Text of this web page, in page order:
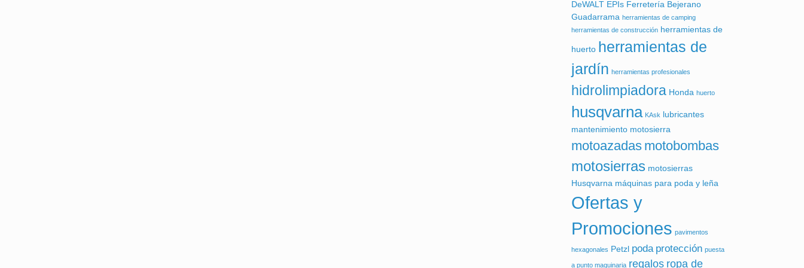
DeWALT EPIs Ferretería Bejerano
Guadarrama herramientas de camping
herramientas de construcción herramientas de
huerto herramientas de
jardín herramientas profesionales
hidrolimpiadora Honda huerto
husqvarna KAsk lubricantes
mantenimiento motosierra
motoazadas motobombas
motosierras motosierras
Husqvarna máquinas para poda y leña
Ofertas y
Promociones pavimentos
hexagonales Petzl poda protección puesta
a punto maquinaria regalos ropa de